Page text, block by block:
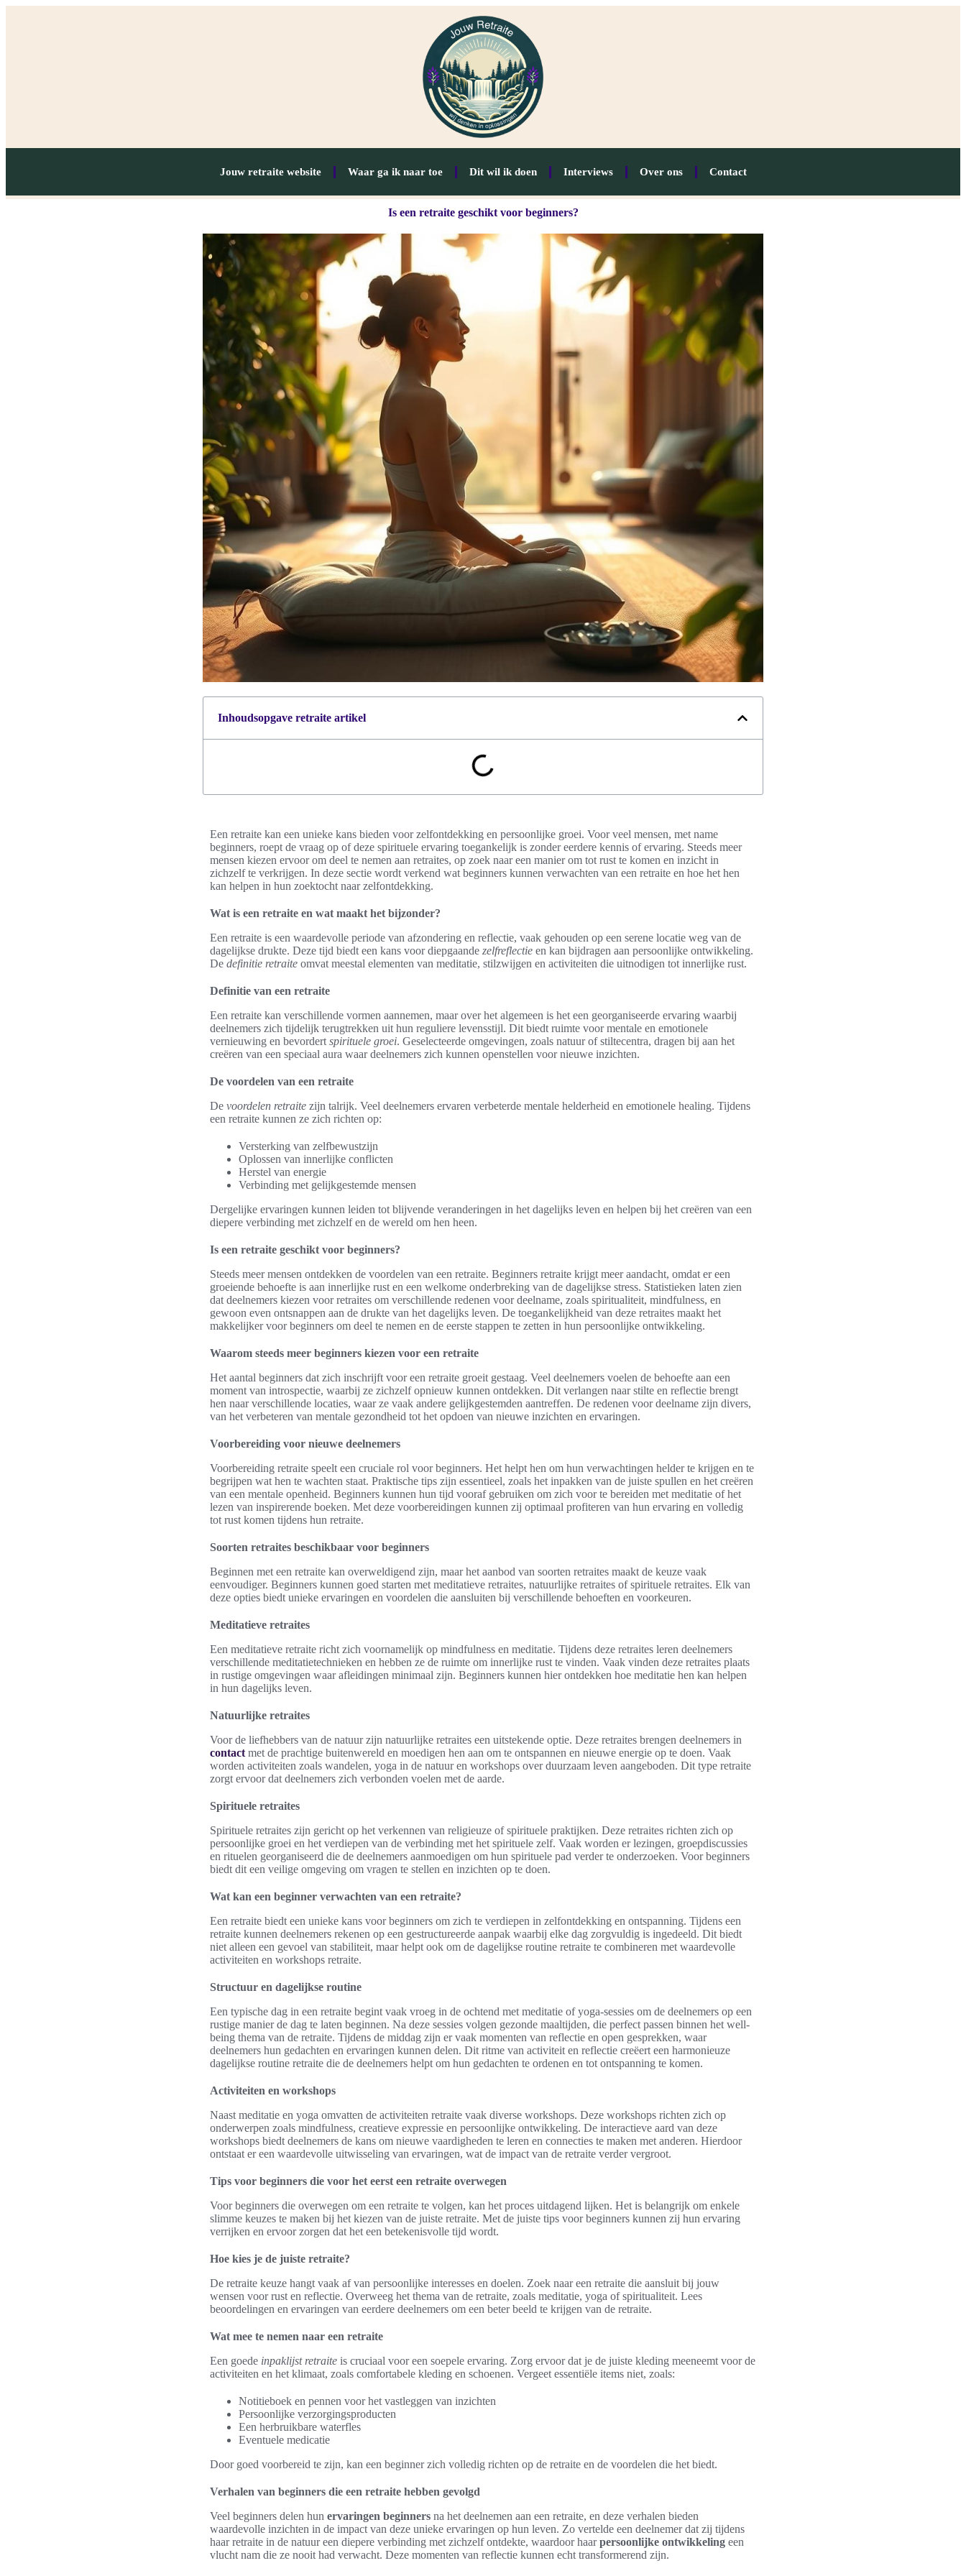
Jouw retraite website Waar ga ik naar toe Dit wil ik doen Interviews Over ons Contact
Is een retraite geschikt voor beginners?
Inhoudsopgave retraite artikel
Een retraite kan een unieke kans bieden voor zelfontdekking en persoonlijke groei. Voor veel mensen, met name
beginners, roept de vraag op of deze spirituele ervaring toegankelijk is zonder eerdere kennis of ervaring. Steeds meer
mensen kiezen ervoor om deel te nemen aan retraites, op zoek naar een manier om tot rust te komen en inzicht in
zichzelf te verkrijgen. In deze sectie wordt verkend wat beginners kunnen verwachten van een retraite en hoe het hen
kan helpen in hun zoektocht naar zelfontdekking.
Wat is een retraite en wat maakt het bijzonder?
Een retraite is een waardevolle periode van afzondering en reflectie, vaak gehouden op een serene locatie weg van de
dagelijkse drukte. Deze tijd biedt een kans voor diepgaande zelfreflectie en kan bijdragen aan persoonlijke ontwikkeling.
De definitie retraite omvat meestal elementen van meditatie, stilzwijgen en activiteiten die uitnodigen tot innerlijke rust.
Definitie van een retraite
Een retraite kan verschillende vormen aannemen, maar over het algemeen is het een georganiseerde ervaring waarbij
deelnemers zich tijdelijk terugtrekken uit hun reguliere levensstijl. Dit biedt ruimte voor mentale en emotionele
vernieuwing en bevordert spirituele groei. Geselecteerde omgevingen, zoals natuur of stiltecentra, dragen bij aan het
creëren van een speciaal aura waar deelnemers zich kunnen openstellen voor nieuwe inzichten.
De voordelen van een retraite
De voordelen retraite zijn talrijk. Veel deelnemers ervaren verbeterde mentale helderheid en emotionele healing. Tijdens
een retraite kunnen ze zich richten op:
Versterking van zelfbewustzijn
Oplossen van innerlijke conflicten
Herstel van energie
Verbinding met gelijkgestemde mensen
Dergelijke ervaringen kunnen leiden tot blijvende veranderingen in het dagelijks leven en helpen bij het creëren van een
diepere verbinding met zichzelf en de wereld om hen heen.
Is een retraite geschikt voor beginners?
Steeds meer mensen ontdekken de voordelen van een retraite. Beginners retraite krijgt meer aandacht, omdat er een
groeiende behoefte is aan innerlijke rust en een welkome onderbreking van de dagelijkse stress. Statistieken laten zien
dat deelnemers kiezen voor retraites om verschillende redenen voor deelname, zoals spiritualiteit, mindfulness, en
gewoon even ontsnappen aan de drukte van het dagelijks leven. De toegankelijkheid van deze retraites maakt het
makkelijker voor beginners om deel te nemen en de eerste stappen te zetten in hun persoonlijke ontwikkeling.
Waarom steeds meer beginners kiezen voor een retraite
Het aantal beginners dat zich inschrijft voor een retraite groeit gestaag. Veel deelnemers voelen de behoefte aan een
moment van introspectie, waarbij ze zichzelf opnieuw kunnen ontdekken. Dit verlangen naar stilte en reflectie brengt
hen naar verschillende locaties, waar ze vaak andere gelijkgestemden aantreffen. De redenen voor deelname zijn divers,
van het verbeteren van mentale gezondheid tot het opdoen van nieuwe inzichten en ervaringen.
Voorbereiding voor nieuwe deelnemers
Voorbereiding retraite speelt een cruciale rol voor beginners. Het helpt hen om hun verwachtingen helder te krijgen en te
begrijpen wat hen te wachten staat. Praktische tips zijn essentieel, zoals het inpakken van de juiste spullen en het creëren
van een mentale openheid. Beginners kunnen hun tijd vooraf gebruiken om zich voor te bereiden met meditatie of het
lezen van inspirerende boeken. Met deze voorbereidingen kunnen zij optimaal profiteren van hun ervaring en volledig
tot rust komen tijdens hun retraite.
Soorten retraites beschikbaar voor beginners
Beginnen met een retraite kan overweldigend zijn, maar het aanbod van soorten retraites maakt de keuze vaak
eenvoudiger. Beginners kunnen goed starten met meditatieve retraites, natuurlijke retraites of spirituele retraites. Elk van
deze opties biedt unieke ervaringen en voordelen die aansluiten bij verschillende behoeften en voorkeuren.
Meditatieve retraites
Een meditatieve retraite richt zich voornamelijk op mindfulness en meditatie. Tijdens deze retraites leren deelnemers
verschillende meditatietechnieken en hebben ze de ruimte om innerlijke rust te vinden. Vaak vinden deze retraites plaats
in rustige omgevingen waar afleidingen minimaal zijn. Beginners kunnen hier ontdekken hoe meditatie hen kan helpen
in hun dagelijks leven.
Natuurlijke retraites
Voor de liefhebbers van de natuur zijn natuurlijke retraites een uitstekende optie. Deze retraites brengen deelnemers in
contact met de prachtige buitenwereld en moedigen hen aan om te ontspannen en nieuwe energie op te doen. Vaak
worden activiteiten zoals wandelen, yoga in de natuur en workshops over duurzaam leven aangeboden. Dit type retraite
zorgt ervoor dat deelnemers zich verbonden voelen met de aarde.
Spirituele retraites
Spirituele retraites zijn gericht op het verkennen van religieuze of spirituele praktijken. Deze retraites richten zich op
persoonlijke groei en het verdiepen van de verbinding met het spirituele zelf. Vaak worden er lezingen, groepdiscussies
en rituelen georganiseerd die de deelnemers aanmoedigen om hun spirituele pad verder te onderzoeken. Voor beginners
biedt dit een veilige omgeving om vragen te stellen en inzichten op te doen.
Wat kan een beginner verwachten van een retraite?
Een retraite biedt een unieke kans voor beginners om zich te verdiepen in zelfontdekking en ontspanning. Tijdens een
retraite kunnen deelnemers rekenen op een gestructureerde aanpak waarbij elke dag zorgvuldig is ingedeeld. Dit biedt
niet alleen een gevoel van stabiliteit, maar helpt ook om de dagelijkse routine retraite te combineren met waardevolle
activiteiten en workshops retraite.
Structuur en dagelijkse routine
Een typische dag in een retraite begint vaak vroeg in de ochtend met meditatie of yoga-sessies om de deelnemers op een
rustige manier de dag te laten beginnen. Na deze sessies volgen gezonde maaltijden, die perfect passen binnen het well-
being thema van de retraite. Tijdens de middag zijn er vaak momenten van reflectie en open gesprekken, waar
deelnemers hun gedachten en ervaringen kunnen delen. Dit ritme van activiteit en reflectie creëert een harmonieuze
dagelijkse routine retraite die de deelnemers helpt om hun gedachten te ordenen en tot ontspanning te komen.
Activiteiten en workshops
Naast meditatie en yoga omvatten de activiteiten retraite vaak diverse workshops. Deze workshops richten zich op
onderwerpen zoals mindfulness, creatieve expressie en persoonlijke ontwikkeling. De interactieve aard van deze
workshops biedt deelnemers de kans om nieuwe vaardigheden te leren en connecties te maken met anderen. Hierdoor
ontstaat er een waardevolle uitwisseling van ervaringen, wat de impact van de retraite verder vergroot.
Tips voor beginners die voor het eerst een retraite overwegen
Voor beginners die overwegen om een retraite te volgen, kan het proces uitdagend lijken. Het is belangrijk om enkele
slimme keuzes te maken bij het kiezen van de juiste retraite. Met de juiste tips voor beginners kunnen zij hun ervaring
verrijken en ervoor zorgen dat het een betekenisvolle tijd wordt.
Hoe kies je de juiste retraite?
De retraite keuze hangt vaak af van persoonlijke interesses en doelen. Zoek naar een retraite die aansluit bij jouw
wensen voor rust en reflectie. Overweeg het thema van de retraite, zoals meditatie, yoga of spiritualiteit. Lees
beoordelingen en ervaringen van eerdere deelnemers om een beter beeld te krijgen van de retraite.
Wat mee te nemen naar een retraite
Een goede inpaklijst retraite is cruciaal voor een soepele ervaring. Zorg ervoor dat je de juiste kleding meeneemt voor de
activiteiten en het klimaat, zoals comfortabele kleding en schoenen. Vergeet essentiële items niet, zoals:
Notitieboek en pennen voor het vastleggen van inzichten
Persoonlijke verzorgingsproducten
Een herbruikbare waterfles
Eventuele medicatie
Door goed voorbereid te zijn, kan een beginner zich volledig richten op de retraite en de voordelen die het biedt.
Verhalen van beginners die een retraite hebben gevolgd
Veel beginners delen hun ervaringen beginners na het deelnemen aan een retraite, en deze verhalen bieden
waardevolle inzichten in de impact van deze unieke ervaringen op hun leven. Zo vertelde een deelnemer dat zij tijdens
haar retraite in de natuur een diepere verbinding met zichzelf ontdekte, waardoor haarpersoonlijke ontwikkeling een
vlucht nam die ze nooit had verwacht. Deze momenten van reflectie kunnen echt transformerend zijn.